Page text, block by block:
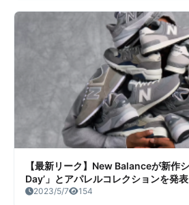
【最新リーク】New Balanceが新作
Day’」とアパレルコレクションを発表
2023/5/7 154